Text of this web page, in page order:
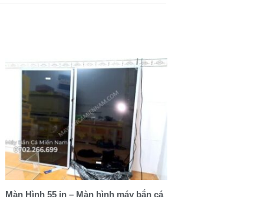
Màn Hình 55 in – Màn hình máy bắn cá